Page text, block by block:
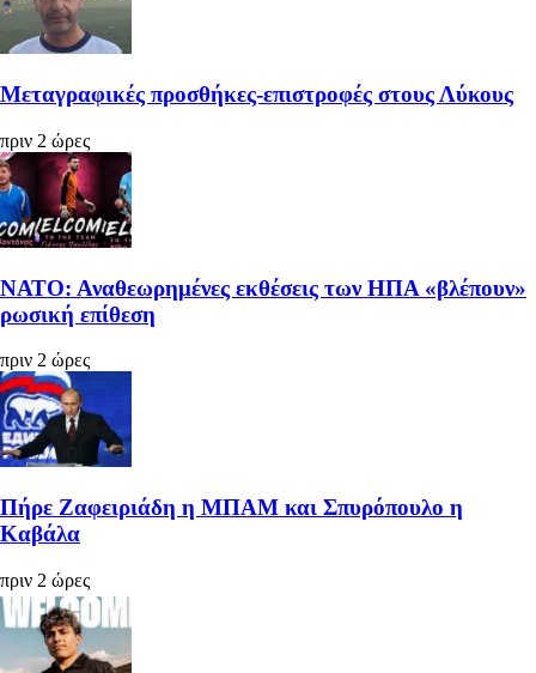
Μεταγραφικές προσθήκες-επιστροφές στους Λύκους
πριν 2 ώρες
ΝΑΤΟ: Αναθεωρημένες εκθέσεις των ΗΠΑ «βλέπουν»
ρωσική επίθεση
πριν 2 ώρες
Πήρε Ζαφειριάδη η ΜΠΑΜ και Σπυρόπουλο η
Καβάλα
πριν 2 ώρες